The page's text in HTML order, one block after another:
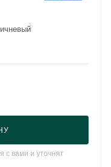
с вами и уточнят